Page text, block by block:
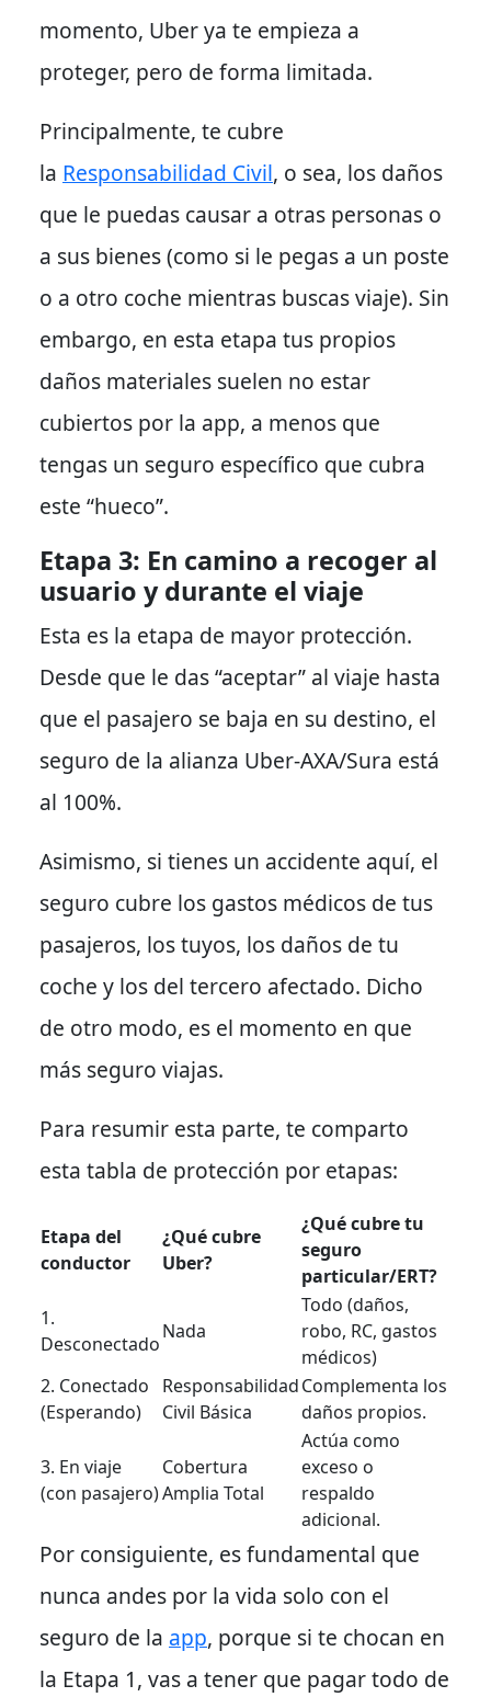
momento, Uber ya te empieza a
proteger, pero de forma limitada.
Principalmente, te cubre
la Responsabilidad Civil, o sea, los daños
que le puedas causar a otras personas o
a sus bienes (como si le pegas a un poste
o a otro coche mientras buscas viaje). Sin
embargo, en esta etapa tus propios
daños materiales suelen no estar
cubiertos por la app, a menos que
tengas un seguro específico que cubra
este “hueco”.
Etapa 3: En camino a recoger al
usuario y durante el viaje
Esta es la etapa de mayor protección.
Desde que le das “aceptar” al viaje hasta
que el pasajero se baja en su destino, el
seguro de la alianza Uber-AXA/Sura está
al 100%.
Asimismo, si tienes un accidente aquí, el
seguro cubre los gastos médicos de tus
pasajeros, los tuyos, los daños de tu
coche y los del tercero afectado. Dicho
de otro modo, es el momento en que
más seguro viajas.
Para resumir esta parte, te comparto
esta tabla de protección por etapas:
Etapa del
conductor
¿Qué cubre
Uber?
¿Qué cubre tu
seguro
particular/ERT?
1.
Desconectado
Nada
Todo (daños,
robo, RC, gastos
médicos)
2. Conectado
(Esperando)
Responsabilidad
Civil Básica
Complementa los
daños propios.
3. En viaje
(con pasajero)
Cobertura
Amplia Total
Actúa como
exceso o
respaldo
adicional.
Por consiguiente, es fundamental que
nunca andes por la vida solo con el
seguro de la app, porque si te chocan en
la Etapa 1, vas a tener que pagar todo de